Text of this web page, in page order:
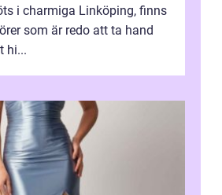
i charmiga Linköping, finns
som är redo att ta hand
hi...